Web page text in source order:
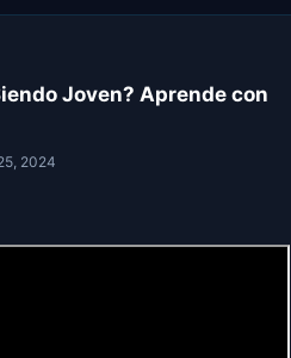
Joven? Aprende con
2024